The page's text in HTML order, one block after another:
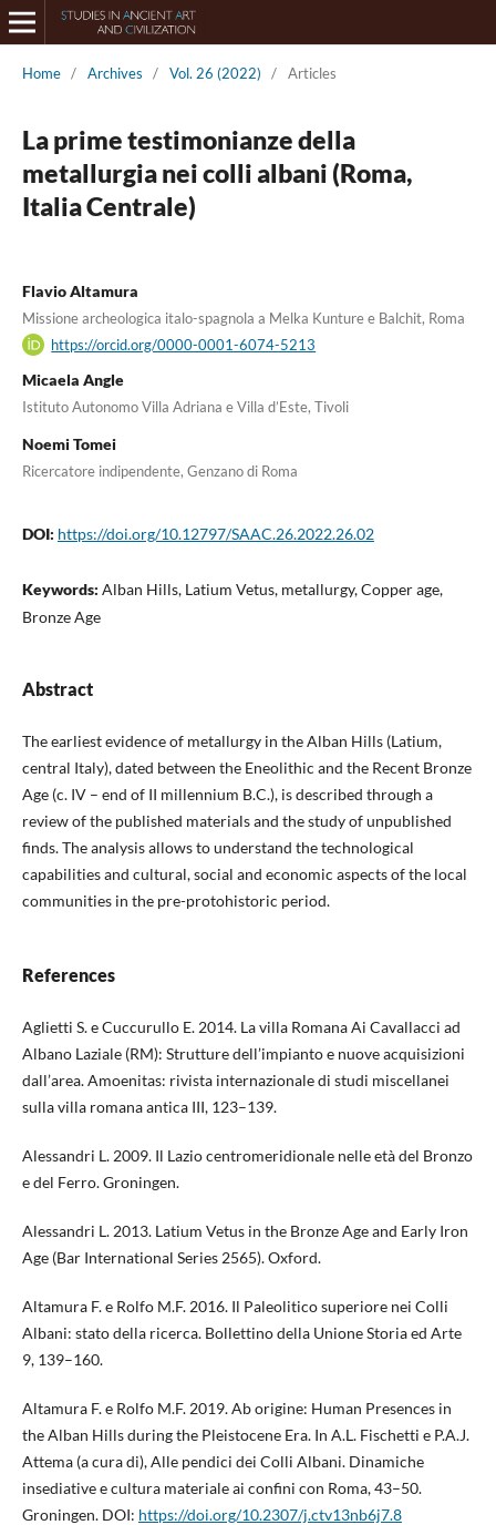
Home / Archives / Vol. 26 (2022) / Articles
La prime testimonianze della
metallurgia nei colli albani (Roma,
Italia Centrale)
Flavio Altamura
Missione archeologica italo-spagnola a Melka Kunture e Balchit, Roma
https://orcid.org/0000-0001-6074-5213
Micaela Angle
Istituto Autonomo Villa Adriana e Villa d’Este, Tivoli
Noemi Tomei
Ricercatore indipendente, Genzano di Roma
DOI: https://doi.org/10.12797/SAAC.26.2022.26.02
Keywords: Alban Hills, Latium Vetus, metallurgy, Copper age,
Bronze Age
Abstract
The earliest evidence of metallurgy in the Alban Hills (Latium,
central Italy), dated between the Eneolithic and the Recent Bronze
Age (c. IV – end of II millennium B.C.), is described through a
review of the published materials and the study of unpublished
finds. The analysis allows to understand the technological
capabilities and cultural, social and economic aspects of the local
communities in the pre-protohistoric period.
References
Aglietti S. e Cuccurullo E. 2014. La villa Romana Ai Cavallacci ad
Albano Laziale (RM): Strutture dell’impianto e nuove acquisizioni
dall’area. Amoenitas: rivista internazionale di studi miscellanei
sulla villa romana antica III, 123–139.
Alessandri L. 2009. Il Lazio centromeridionale nelle età del Bronzo
e del Ferro. Groningen.
Alessandri L. 2013. Latium Vetus in the Bronze Age and Early Iron
Age (Bar International Series 2565). Oxford.
Altamura F. e Rolfo M.F. 2016. Il Paleolitico superiore nei Colli
Albani: stato della ricerca. Bollettino della Unione Storia ed Arte
9, 139–160.
Altamura F. e Rolfo M.F. 2019. Ab origine: Human Presences in
the Alban Hills during the Pleistocene Era. In A.L. Fischetti e P.A.J.
Attema (a cura di), Alle pendici dei Colli Albani. Dinamiche
insediative e cultura materiale ai confini con Roma, 43–50.
Groningen. DOI: https://doi.org/10.2307/j.ctv13nb6j7.8